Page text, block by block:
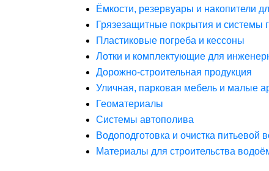
Ёмкости, резервуары и накопители
Грязезащитные покрытия и системы
Пластиковые погреба и кессоны
Лотки и комплектующие для
Дорожно-строительная продукция
Уличная, парковая мебель и малые
Геоматериалы
Системы автополива
Водоподготовка и очистка питьевой
Материалы для строительства